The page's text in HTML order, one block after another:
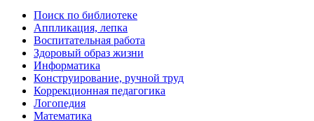
Поиск по библиотеке
Аппликация, лепка
Воспитательная работа
Здоровый образ жизни
Информатика
Конструирование, ручной труд
Коррекционная педагогика
Логопедия
Математика